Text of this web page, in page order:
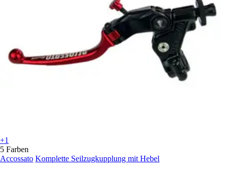
+1
5 Farben
Accossato Komplette Seilzugkupplung mit Hebel